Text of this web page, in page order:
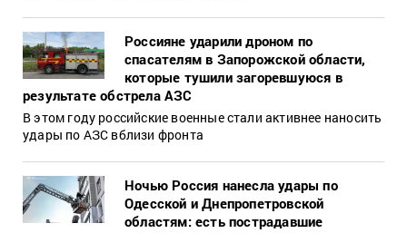
Россияне ударили дроном по
спасателям в Запорожской области,
которые тушили загоревшуюся в
результате обстрела АЗС
В этом году российские военные стали активнее наносить
удары по АЗС вблизи фронта
Ночью Россия нанесла удары по
Одесской и Днепропетровской
областям: есть пострадавшие